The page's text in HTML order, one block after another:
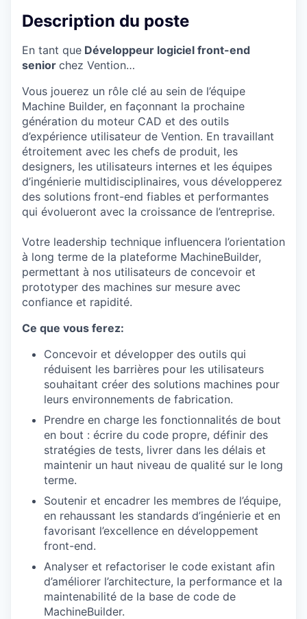
Description du poste
En tant que Développeur logiciel front-end
senior chez Vention…
Vous jouerez un rôle clé au sein de l’équipe
Machine Builder, en façonnant la prochaine
génération du moteur CAD et des outils
d’expérience utilisateur de Vention. En travaillant
étroitement avec les chefs de produit, les
designers, les utilisateurs internes et les équipes
d’ingénierie multidisciplinaires, vous développerez
des solutions front-end fiables et performantes
qui évolueront avec la croissance de l’entreprise.
Votre leadership technique influencera l’orientation
à long terme de la plateforme MachineBuilder,
permettant à nos utilisateurs de concevoir et
prototyper des machines sur mesure avec
confiance et rapidité.
Ce que vous ferez:
Concevoir et développer des outils qui
réduisent les barrières pour les utilisateurs
souhaitant créer des solutions machines pour
leurs environnements de fabrication.
Prendre en charge les fonctionnalités de bout
en bout : écrire du code propre, définir des
stratégies de tests, livrer dans les délais et
maintenir un haut niveau de qualité sur le long
terme.
Soutenir et encadrer les membres de l’équipe,
en rehaussant les standards d’ingénierie et en
favorisant l’excellence en développement
front-end.
Analyser et refactoriser le code existant afin
d’améliorer l’architecture, la performance et la
maintenabilité de la base de code de
MachineBuilder.